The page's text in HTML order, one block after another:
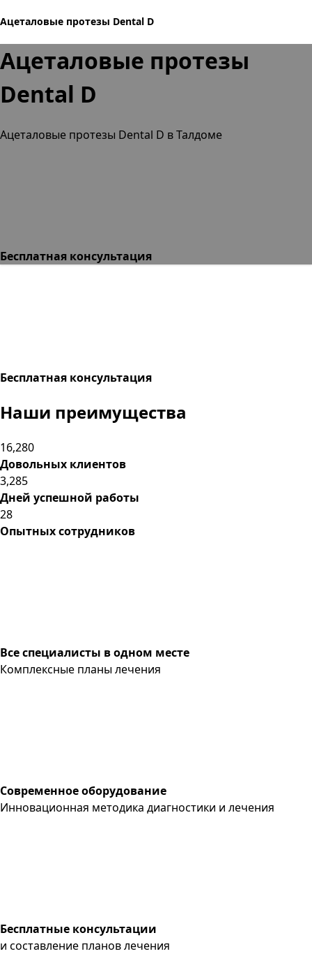
Ацеталовые протезы Dental D
Ацеталовые протезы
Dental D
Ацеталовые протезы Dental D в Талдоме
Бесплатная консультация
Бесплатная консультация
Наши преимущества
16,280
Довольных клиентов
3,285
Дней успешной работы
28
Опытных сотрудников
Все специалисты в одном месте
Комплексные планы лечения
Современное оборудование
Инновационная методика диагностики и лечения
Бесплатные консультации
и составление планов лечения